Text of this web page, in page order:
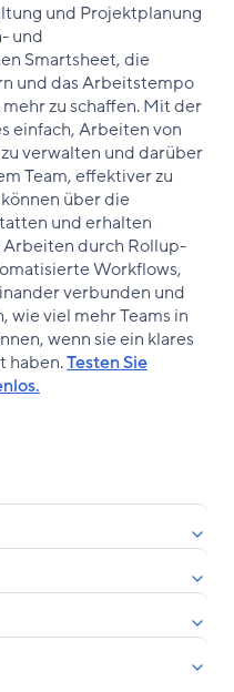
und Projektplanung
und
Smartsheet, die
und das Arbeitstempo
zu schaffen. Mit der
einfach, Arbeiten von
verwalten und darüber
Team, effektiver zu
über die
und erhalten
durch Rollup-
Workflows,
verbunden und
wie viel mehr Teams in
wenn sie ein klares
haben.Testen Sie